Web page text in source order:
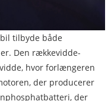
tilbyde både
Den rækkevidde-
hvor forlængeren
der producerer
der